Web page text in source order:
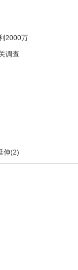
2000万
调查
伸(2)